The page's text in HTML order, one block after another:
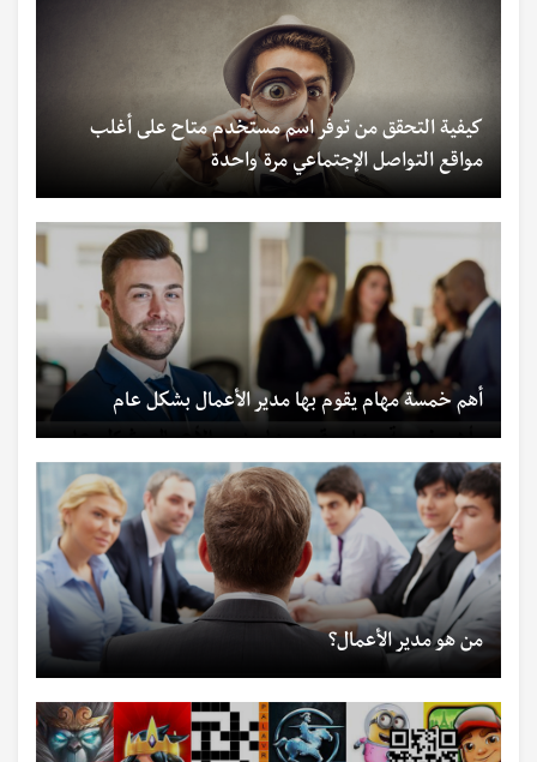
كيفية التحقق من توفر اسم مستخدم متاح على أغلب
مواقع التواصل الإجتماعي مرة واحدة
أهم خمسة مهام يقوم بها مدير الأعمال بشكل عام
من هو مدير الأعمال؟